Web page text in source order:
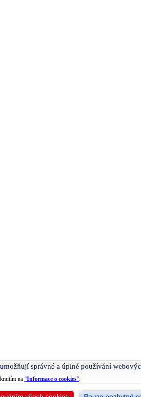
správné a úplné používání
na “Informace o cookies”.